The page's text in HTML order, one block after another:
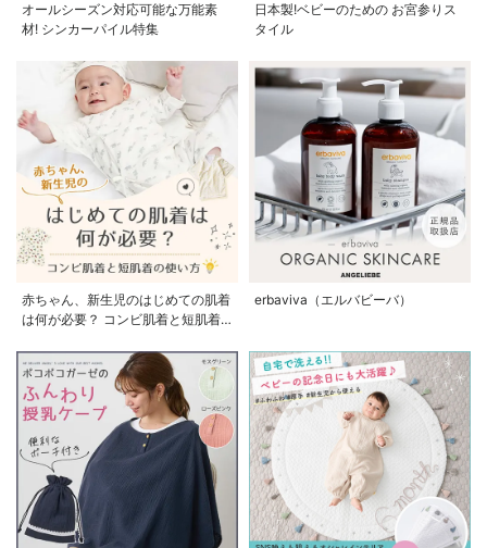
オールシーズン対応可能な万能素
材! シンカーパイル特集
日本製!ベビーのための お宮参りス
タイル
赤ちゃん、新生児のはじめての肌着
は何が必要？ コンビ肌着と短肌着
erbaviva（エルバビーバ）